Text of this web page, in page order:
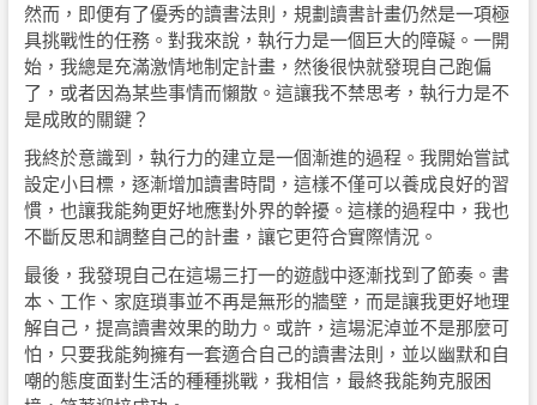
然而，即便有了優秀的讀書法則，規劃讀書計畫仍然是一項極
具挑戰性的任務。對我來說，執行力是一個巨大的障礙。一開
始，我總是充滿激情地制定計畫，然後很快就發現自己跑偏
了，或者因為某些事情而懶散。這讓我不禁思考，執行力是不
是成敗的關鍵？
我終於意識到，執行力的建立是一個漸進的過程。我開始嘗試
設定小目標，逐漸增加讀書時間，這樣不僅可以養成良好的習
慣，也讓我能夠更好地應對外界的幹擾。這樣的過程中，我也
不斷反思和調整自己的計畫，讓它更符合實際情況。
最後，我發現自己在這場三打一的遊戲中逐漸找到了節奏。書
本、工作、家庭瑣事並不再是無形的牆壁，而是讓我更好地理
解自己，提高讀書效果的助力。或許，這場泥淖並不是那麼可
怕，只要我能夠擁有一套適合自己的讀書法則，並以幽默和自
嘲的態度面對生活的種種挑戰，我相信，最終我能夠克服困